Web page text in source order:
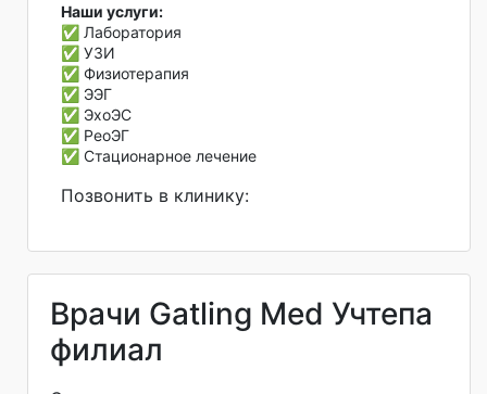
Наши услуги:
✅ Лаборатория
✅ УЗИ
✅ Физиотерапия
✅ ЭЭГ
✅ ЭхоЭС
✅ РеоЭГ
✅ Стационарное лечение
Позвонить в клинику:
Врачи Gatling Med Учтепа
филиал